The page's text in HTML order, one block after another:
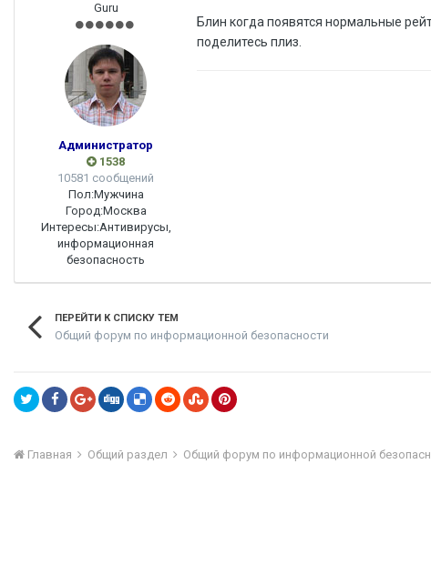
Guru
Администратор
1538
10581 сообщений
Пол:Мужчина
Город:Москва
Интересы:Антивирусы,
информационная
безопасность
Блин когда появятся нормальные
поделитесь плиз.
ПЕРЕЙТИ К СПИСКУ ТЕМ
Общий форум по информационной безопасности
Главная Общий раздел Общий форум по информационной